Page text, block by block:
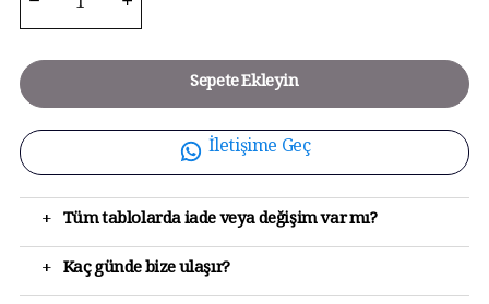
Sepete Ekleyin
İletişime Geç
+ Tüm tablolarda iade veya değişim var mı?
+ Kaç günde bize ulaşır?